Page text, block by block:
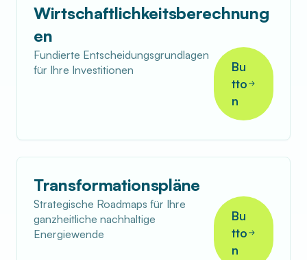
Wirtschaftlichkeitsberechnung
en
Fundierte Entscheidungsgrundlagen
für Ihre Investitionen
Bu
tto
n
Transformationspläne
Strategische Roadmaps für Ihre
ganzheitliche nachhaltige
Energiewende
Bu
tto
n